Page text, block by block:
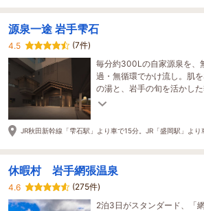
源泉一途 岩手雫石
4.5
(7件)
毎分約300Lの自家源泉を、
過・無循環でかけ流し。肌
の湯と、岩手の旬を活かし
静寂に佇む寛ぎの客室で。
JR秋田新幹線「雫石駅」より車で15分。JR「盛岡駅」より
休暇村 岩手網張温泉
4.6
(275件)
2泊3日がスタンダード、「